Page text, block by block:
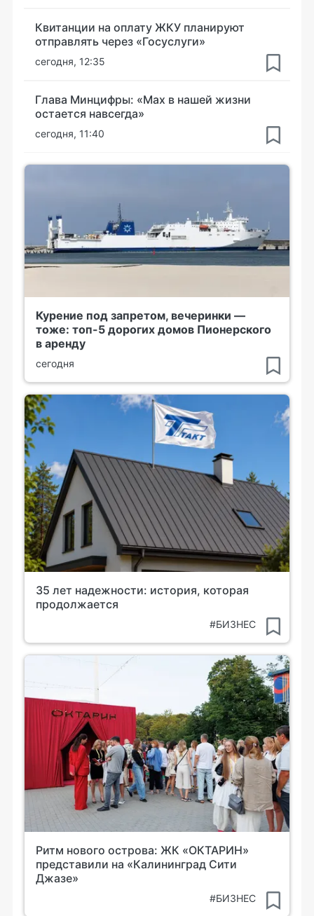
Квитанции на оплату ЖКУ планируют
отправлять через «Госуслуги»
сегодня, 12:35
Глава Минцифры: «Мах в нашей жизни
остается навсегда»
сегодня, 11:40
Курение под запретом, вечеринки —
тоже: топ-5 дорогих домов Пионерского
в аренду
сегодня
35 лет надежности: история, которая
продолжается
#БИЗНЕС
Ритм нового острова: ЖК «ОКТАРИН»
представили на «Калининград Сити
Джазе»
#БИЗНЕС